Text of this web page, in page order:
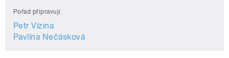
Pořad připravují
Petr Vizina
Pavlína Nečásková